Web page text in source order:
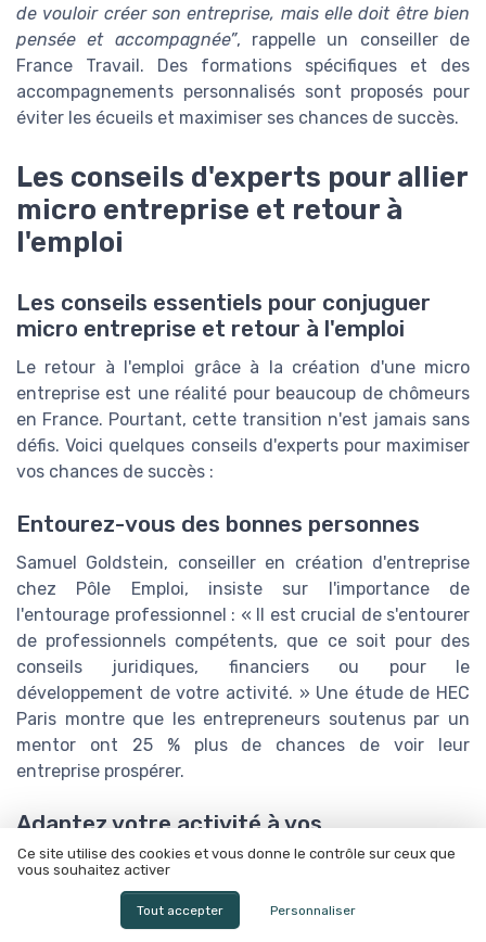
de vouloir créer son entreprise, mais elle doit être bien
pensée et accompagnée”, rappelle un conseiller de
France Travail. Des formations spécifiques et des
accompagnements personnalisés sont proposés pour
éviter les écueils et maximiser ses chances de succès.
Les conseils d'experts pour allier
micro entreprise et retour à
l'emploi
Les conseils essentiels pour conjuguer
micro entreprise et retour à l'emploi
Le retour à l'emploi grâce à la création d'une micro
entreprise est une réalité pour beaucoup de chômeurs
en France. Pourtant, cette transition n'est jamais sans
défis. Voici quelques conseils d'experts pour maximiser
vos chances de succès :
Entourez-vous des bonnes personnes
Samuel Goldstein, conseiller en création d'entreprise
chez Pôle Emploi, insiste sur l'importance de
l'entourage professionnel : « Il est crucial de s'entourer
de professionnels compétents, que ce soit pour des
conseils juridiques, financiers ou pour le
développement de votre activité. » Une étude de HEC
Paris montre que les entrepreneurs soutenus par un
mentor ont 25 % plus de chances de voir leur
entreprise prospérer.
Adaptez votre activité à vos
compétences et au marché
Pierre Aidan, co-fondateur de Legalstart.fr, conseille :
« Évaluez vos compétences et analysez le marché
Ce site utilise des cookies et vous donne le contrôle sur ceux que
vous souhaitez activer
Tout accepter Personnaliser